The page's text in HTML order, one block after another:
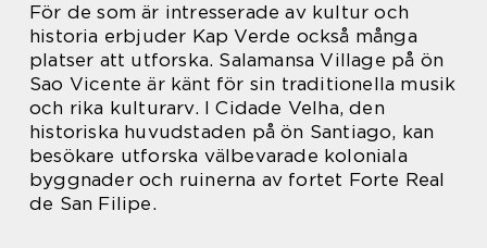
För de som är intresserade av kultur och
historia erbjuder Kap Verde också många
platser att utforska. Salamansa Village på ön
Sao Vicente är känt för sin traditionella musik
och rika kulturarv. I Cidade Velha, den
historiska huvudstaden på ön Santiago, kan
besökare utforska välbevarade koloniala
byggnader och ruinerna av fortet Forte Real
de San Filipe.